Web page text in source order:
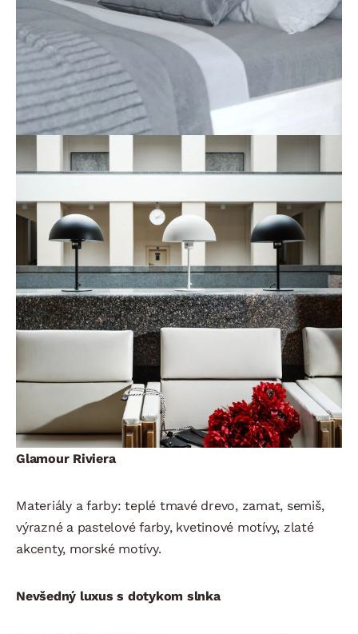
Glamour Riviera
Materiály a farby: teplé tmavé drevo, zamat, semiš,
výrazné a pastelové farby, kvetinové motívy, zlaté
akcenty, morské motívy.
Nevšedný luxus s dotykom slnka